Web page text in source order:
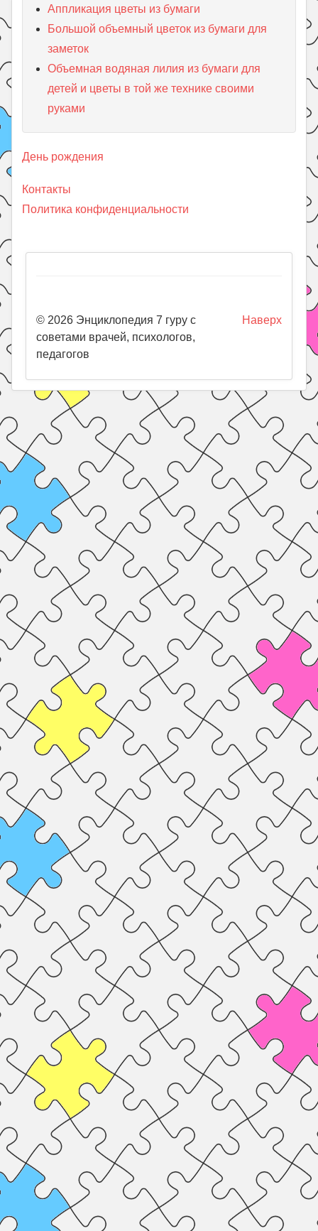
Аппликация цветы из бумаги
Большой объемный цветок из бумаги для
заметок
Объемная водяная лилия из бумаги для
детей и цветы в той же технике своими
руками
День рождения
Контакты
Политика конфиденциальности
Наверх
© 2026 Энциклопедия 7 гуру с
советами врачей, психологов,
педагогов